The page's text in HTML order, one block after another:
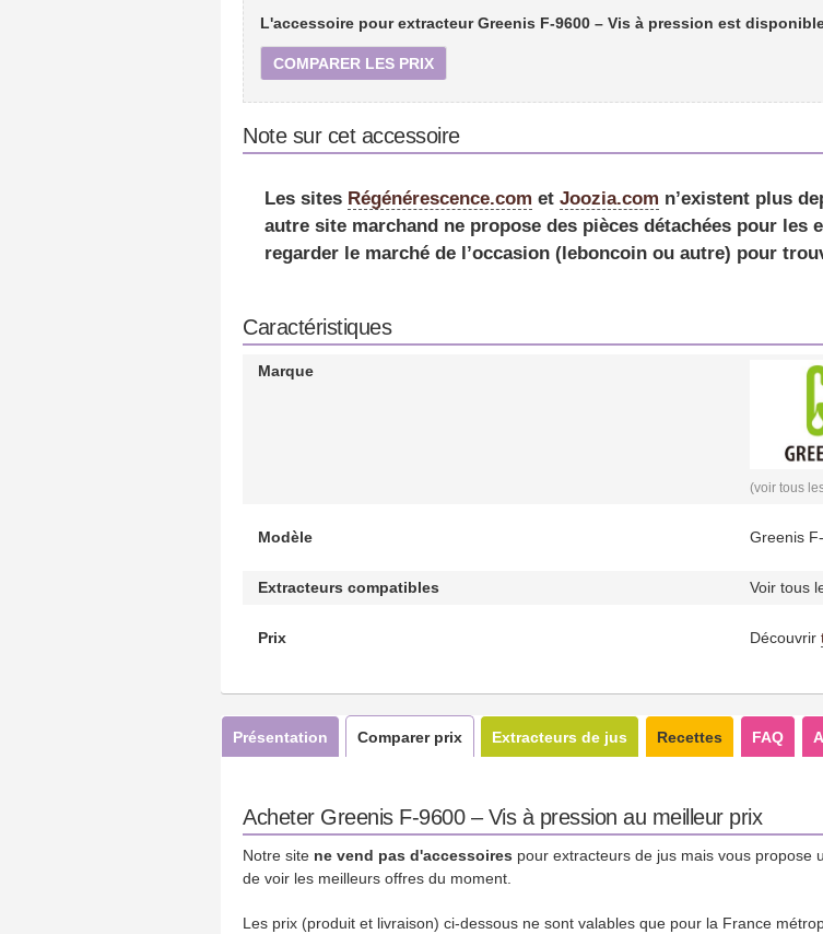
L'accessoire pour extracteur Greenis F-9600 – Vis à pression est
COMPARER LES PRIX
Note sur cet accessoire
Les sites Régénérescence.com et Joozia.com n’existent plus
autre site marchand ne propose des pièces détachées pour les
regarder le marché de l’occasion (leboncoin ou autre) pour
Caractéristiques
Marque
(voir tous
Modèle Greenis
Extracteurs compatibles Voir tous
Prix Découvrir
Présentation Comparer prix Extracteurs de jus Recettes FAQ
Acheter Greenis F-9600 – Vis à pression au meilleur prix
Notre site ne vend pas d'accessoires pour extracteurs de jus mais vous propose
de voir les meilleurs offres du moment.
Les prix (produit et livraison) ci-dessous ne sont valables que pour la France